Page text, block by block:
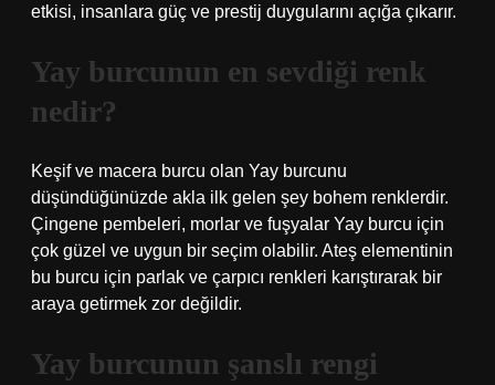
etkisi, insanlara güç ve prestij duygularını açığa çıkarır.
Yay burcunun en sevdiği renk
nedir?
Keşif ve macera burcu olan Yay burcunu
düşündüğünüzde akla ilk gelen şey bohem renklerdir.
Çingene pembeleri, morlar ve fuşyalar Yay burcu için
çok güzel ve uygun bir seçim olabilir. Ateş elementinin
bu burcu için parlak ve çarpıcı renkleri karıştırarak bir
araya getirmek zor değildir.
Yay burcunun şanslı rengi